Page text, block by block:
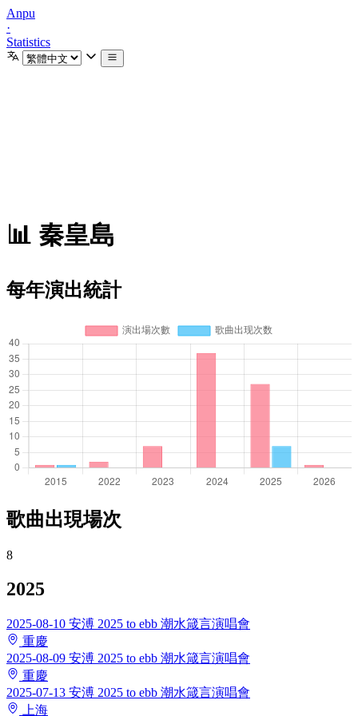
Anpu
·
Statistics
📊 秦皇島
每年演出統計
歌曲出現場次
8
2025
2025-08-10 安溥 2025 to ebb 潮水箴言演唱會
重慶
2025-08-09 安溥 2025 to ebb 潮水箴言演唱會
重慶
2025-07-13 安溥 2025 to ebb 潮水箴言演唱會
上海